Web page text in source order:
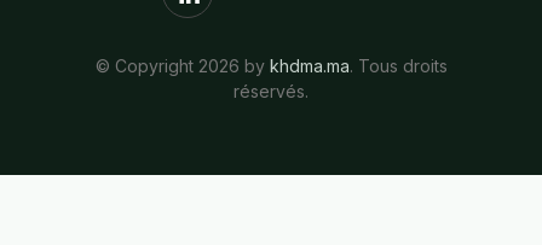
© Copyright 2026 by khdma.ma. Tous droits
réservés.